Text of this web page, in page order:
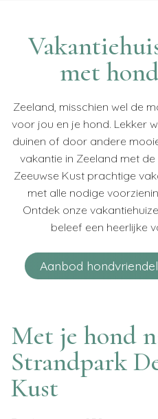
met
Zeeland, misschien wel de
voor jou en je hond. Lekker
duinen of door andere
vakantie in Zeeland met
Zeeuwse Kust prachtige
met alle nodige
Ontdek onze
beleef een heerlijke
Aanbod
Met je hond
Strandpark
Kust